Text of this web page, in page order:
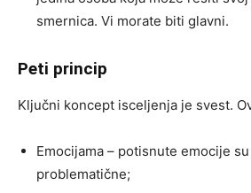
smernica. Vi morate biti glavni.
Peti princip
Ključni koncept isceljenja je svest.
Emocijama – potisnute emocije
problematične;